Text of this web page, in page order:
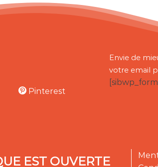
Pinterest
Envie de
votre email
[sibwp_form
EST OUVERTE